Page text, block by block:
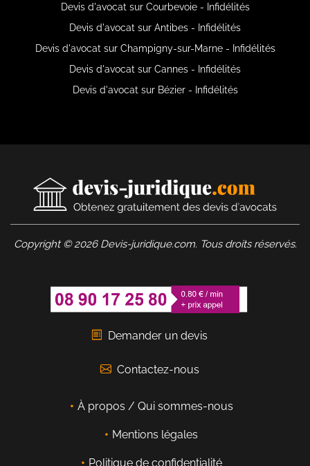
Devis d'avocat sur Courbevoie - Infidélités
Devis d'avocat sur Antibes - Infidélités
Devis d'avocat sur Champigny-sur-Marne - Infidélités
Devis d'avocat sur Cannes - Infidélités
Devis d'avocat sur Bézier - Infidélités
Copyright © 2026 Devis-juridique.com. Tous droits réservés.
Demander un devis
Contactez-nous
À propos / Qui sommes-nous
Mentions légales
Politique de confidentialité